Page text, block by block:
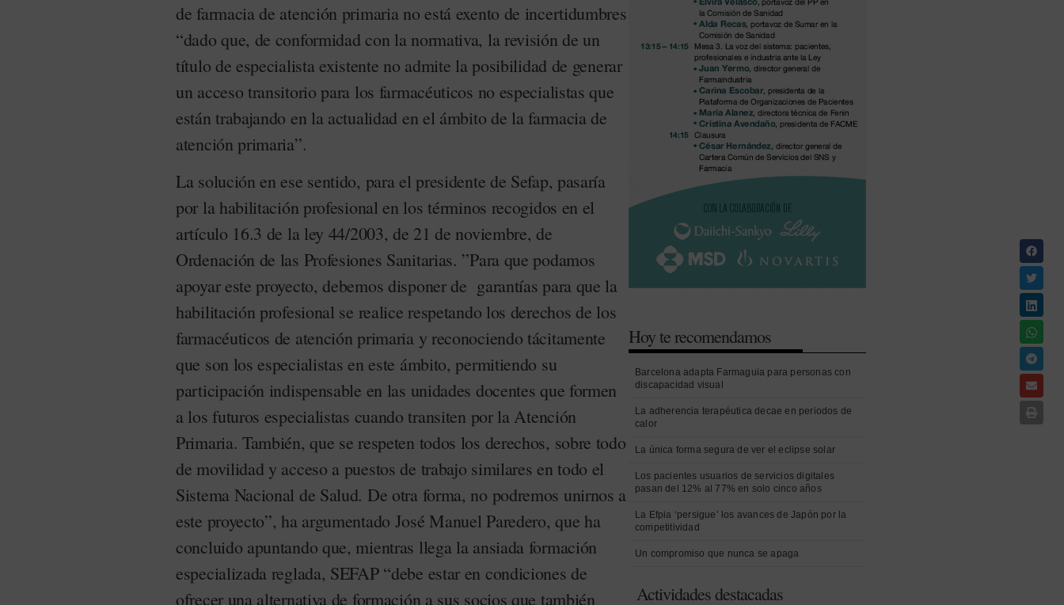
de farmacia de atención primaria no está exento de incertidumbres
“dado que, de conformidad con la normativa, la revisión de un
título de especialista existente no admite la posibilidad de generar
un acceso transitorio para los farmacéuticos no especialistas que
están trabajando en la actualidad en el ámbito de la farmacia de
atención primaria”.
La solución en ese sentido, para el presidente de Sefap, pasaría
por la habilitación profesional en los términos recogidos en el
artículo 16.3 de la ley 44/2003, de 21 de noviembre, de
Ordenación de las Profesiones Sanitarias. ”Para que podamos
apoyar este proyecto, debemos disponer de garantías para que la
habilitación profesional se realice respetando los derechos de los
farmacéuticos de atención primaria y reconociendo tácitamente
que son los especialistas en este ámbito, permitiendo su
participación indispensable en las unidades docentes que formen
a los futuros especialistas cuando transiten por la Atención
Primaria. También, que se respeten todos los derechos, sobre todo
de movilidad y acceso a puestos de trabajo similares en todo el
Sistema Nacional de Salud. De otra forma, no podremos unirnos a
este proyecto”, ha argumentado José Manuel Paredero, que ha
concluido apuntando que, mientras llega la ansiada formación
especializada reglada, SEFAP “debe estar en condiciones de
ofrecer una alternativa de formación a sus socios que también
Hoy te recomendamos
Barcelona adapta Farmaguia para personas con
discapacidad visual
La adherencia terapéutica decae en periodos de
calor
La única forma segura de ver el eclipse solar
Los pacientes usuarios de servicios digitales
pasan del 12% al 77% en solo cinco años
La Efpia ‘persigue’ los avances de Japón por la
competitividad
Un compromiso que nunca se apaga
Actividades destacadas